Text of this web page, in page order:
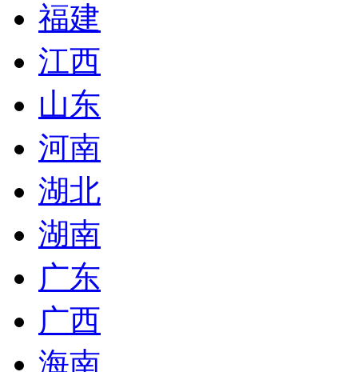
福建
江西
山东
河南
湖北
湖南
广东
广西
海南